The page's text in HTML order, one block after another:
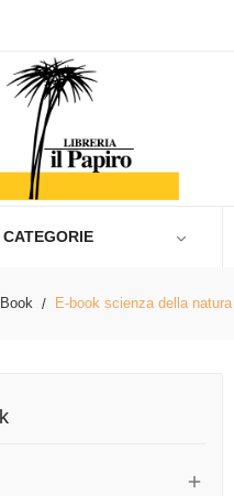
CATEGORIE
E-book scienza della natura
